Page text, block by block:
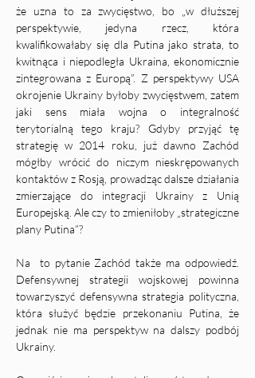
że uzna to za zwycięstwo, bo „w dłuższej
perspektywie, jedyna rzecz, która
kwalifikowałaby się dla Putina jako strata, to
kwitnąca i niepodległa Ukraina, ekonomicznie
zintegrowana z Europą”. Z perspektywy USA
okrojenie Ukrainy byłoby zwycięstwem, zatem
jaki sens miała wojna o integralność
terytorialną tego kraju? Gdyby przyjąć tę
strategię w 2014 roku, już dawno Zachód
mógłby wrócić do niczym nieskrępowanych
kontaktów z Rosją, prowadząc dalsze działania
zmierzające do integracji Ukrainy z Unią
Europejską. Ale czy to zmieniłoby „strategiczne
plany Putina”?
Na  to pytanie Zachód także ma odpowiedź.
Defensywnej strategii wojskowej powinna
towarzyszyć defensywna strategia polityczna,
która służyć będzie przekonaniu Putina, że
jednak nie ma perspektyw na dalszy podbój
Ukrainy.